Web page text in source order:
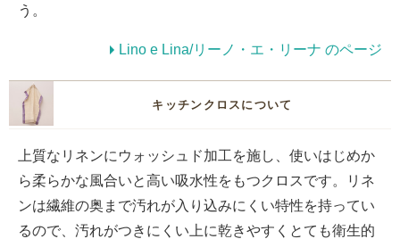
う。
Lino e Lina/リーノ・エ・リーナ のページ
キッチンクロスについて
上質なリネンにウォッシュド加工を施し、使いはじめか
ら柔らかな風合いと高い吸水性をもつクロスです。リネ
ンは繊維の奥まで汚れが入り込みにくい特性を持ってい
るので、汚れがつきにくい上に乾きやすくとても衛生的